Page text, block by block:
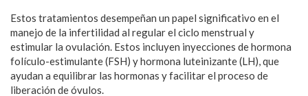
Estos tratamientos desempeñan un papel significativo en el
manejo de la infertilidad al regular el ciclo menstrual y
estimular la ovulación. Estos incluyen inyecciones de hormona
folículo-estimulante (FSH) y hormona luteinizante (LH), que
ayudan a equilibrar las hormonas y facilitar el proceso de
liberación de óvulos.